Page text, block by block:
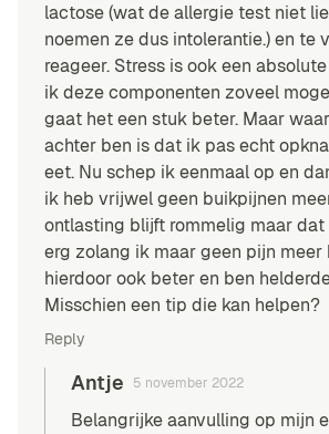
lactose (wat de allergie test niet
noemen ze dus intolerantie.) en te
reageer. Stress is ook een
ik deze componenten zoveel
gaat het een stuk beter. Maar
achter ben is dat ik pas echt
eet. Nu schep ik eenmaal op en
ik heb vrijwel geen buikpijnen
ontlasting blijft rommelig maar
erg zolang ik maar geen pijn meer
hierdoor ook beter en ben
Misschien een tip die kan helpen?
Reply
Antje 5 november 2022
Belangrijke aanvulling op mijn